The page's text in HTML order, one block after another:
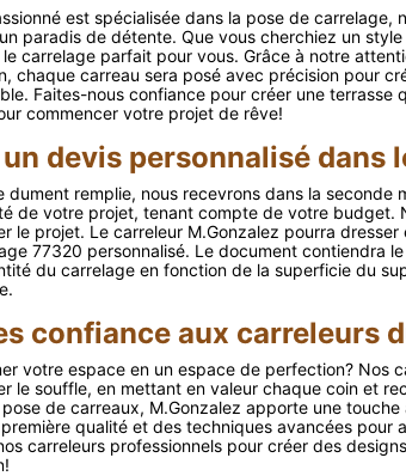
est spécialisée dans la pose de carrelage,
paradis de détente. Que vous cherchiez un
carrelage parfait pour vous. Grâce à notre
chaque carreau sera posé avec précision pour
Faites-nous confiance pour créer une terrasse
commencer votre projet de rêve!
devis personnalisé dans
dument remplie, nous recevrons dans la seconde
de votre projet, tenant compte de votre budget.
le projet. Le carreleur M.Gonzalez pourra
77320 personnalisé. Le document contiendra
du carrelage en fonction de la superficie du
confiance aux carreleurs
votre espace en un espace de perfection? Nos
le souffle, en mettant en valeur chaque coin et
de carreaux, M.Gonzalez apporte une
qualité et des techniques avancées pour
carreleurs professionnels pour créer des